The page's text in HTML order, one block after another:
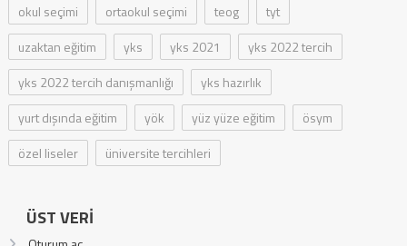
okul seçimi
ortaokul seçimi teog
tyt
uzaktan eğitim
yks yks 2021
yks 2022 tercih
yks 2022 tercih danışmanlığı
yks hazırlık
yurt dışında eğitim
yök yüz yüze eğitim
ösym
özel liseler
üniversite tercihleri
ÜST VERI